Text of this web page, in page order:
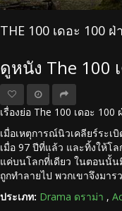
THE 100 เดอะ 100
ดูหนัง The 100
เรื่องย่อ The 100 เดอะ 100
เมื่อเหตุการณ์นิวเคลียร์ระ
เมื่อ 97 ปีที่แล้ว และทิ้งให้โ
แค่บนโลกที่่เดียว ในตอนนั้น
ถูกทำลายไป พวกเขาจึงมา
ประเภท: Drama ดราม่า ,